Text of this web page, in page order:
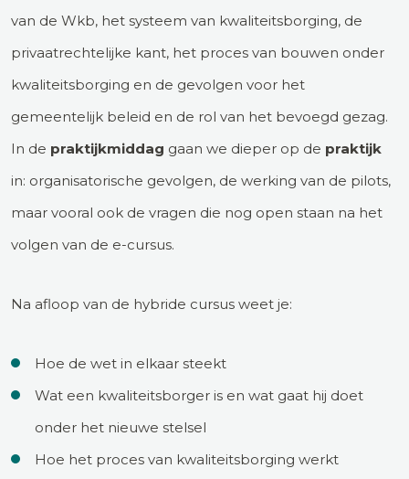
van de Wkb, het systeem van kwaliteitsborging, de
privaatrechtelijke kant, het proces van bouwen onder
kwaliteitsborging en de gevolgen voor het
gemeentelijk beleid en de rol van het bevoegd gezag.
In de praktijkmiddag gaan we dieper op de praktijk
in: organisatorische gevolgen, de werking van de pilots,
maar vooral ook de vragen die nog open staan na het
volgen van de e-cursus.
Na afloop van de hybride cursus weet je:
Hoe de wet in elkaar steekt
Wat een kwaliteitsborger is en wat gaat hij doet
onder het nieuwe stelsel
Hoe het proces van kwaliteitsborging werkt